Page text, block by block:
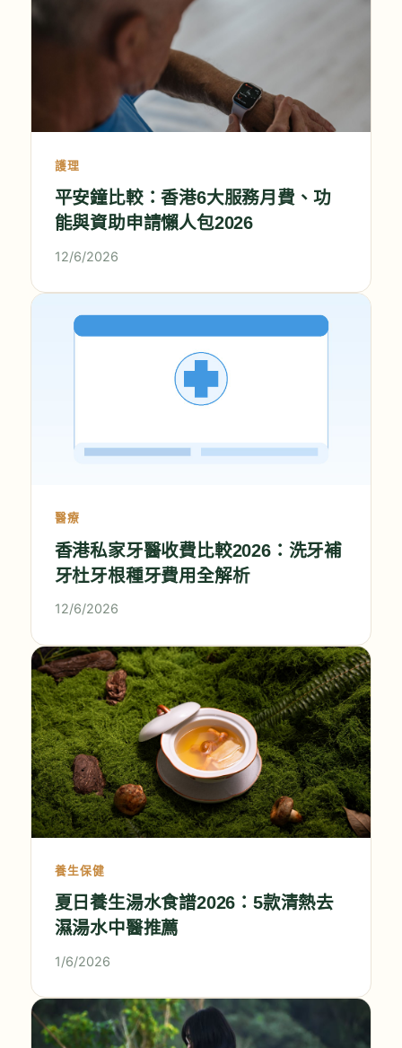
護理
平安鐘比較：香港6大服務月費、功
能與資助申請懶人包2026
12/6/2026
醫療
香港私家牙醫收費比較2026：洗牙補
牙杜牙根種牙費用全解析
12/6/2026
養生保健
夏日養生湯水食譜2026：5款清熱去
濕湯水中醫推薦
1/6/2026